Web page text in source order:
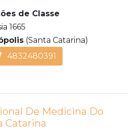
de Classe
1665
(Santa Catarina)
4832480391
De Medicina Do
Catarina